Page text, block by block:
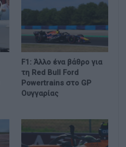
F1: Άλλο ένα βάθρο για
τη Red Bull Ford
Powertrains στο GP
Ουγγαρίας